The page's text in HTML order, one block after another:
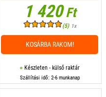
1 420Ft
(5) 1x
Készleten - külső raktár
Szállítási idő: 2-6 munkanap
KOSÁRBA RAKOM!